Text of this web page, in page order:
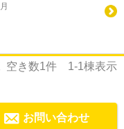
空き数1件 1-1棟表示
お問い合わせ